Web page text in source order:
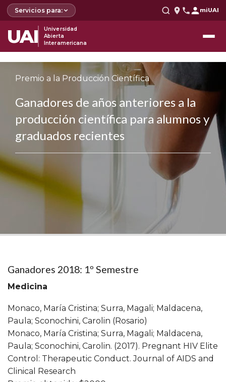
Servicios para: miUAI
UAI
Universidad
Abierta
Interamericana
Premio a la Producción Científica
Ganadores de años anteriores a la
producción científica para alumnos y
graduados recientes
Ganadores 2018: 1º Semestre
Medicina
Monaco, María Cristina; Surra, Magali; Maldacena,
Paula; Sconochini, Carolin (Rosario)
Monaco, María Cristina; Surra, Magali; Maldacena,
Paula; Sconochini, Carolin. (2017). Pregnant HIV Elite
Control: Therapeutic Conduct. Journal of AIDS and
Clinical Research